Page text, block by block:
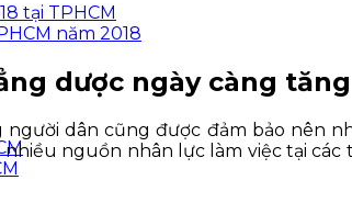
tại TPHCM
năm 2018
dược ngày càng tăng
dân cũng được đảm bảo nên
nguồn nhân lực làm việc tại